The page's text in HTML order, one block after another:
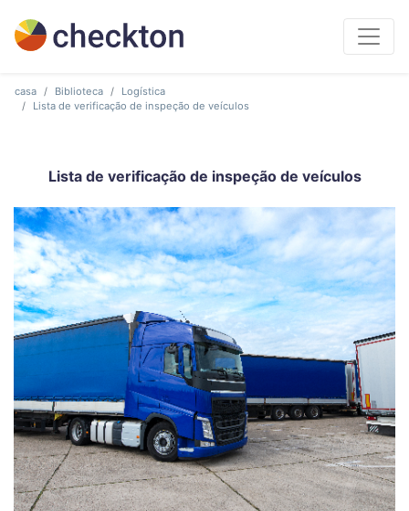
casa Biblioteca
Logística
Lista de verificação de inspeção de veículos
Lista de verificação de inspeção de veículos